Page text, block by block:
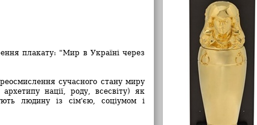
плакату: "Мир в Україні через
сучасного стану миру
нації, роду, всесвіту) як
людину із сім'єю, соціумом і